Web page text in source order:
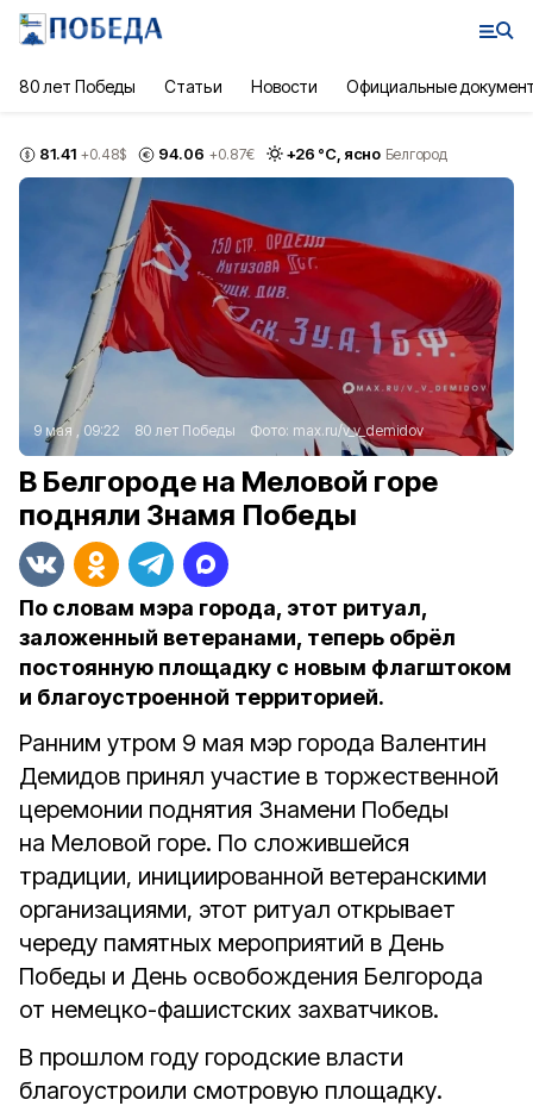
80 лет Победы Статьи Новости Официальные
81.41 +0.48$ 94.06 +0.87€ +26 °С, ясно Белгород
9 мая , 09:22 80 лет Победы Фото: max.ru/v_v_demidov
В Белгороде на Меловой горе
подняли Знамя Победы
По словам мэра города, этот ритуал,
заложенный ветеранами, теперь обрёл
постоянную площадку с новым флагштоком
и благоустроенной территорией.
Ранним утром 9 мая мэр города Валентин
Демидов принял участие в торжественной
церемонии поднятия Знамени Победы
на Меловой горе. По сложившейся
традиции, инициированной ветеранскими
организациями, этот ритуал открывает
череду памятных мероприятий в День
Победы и День освобождения Белгорода
от немецко-фашистских захватчиков.
В прошлом году городские власти
благоустроили смотровую площадку.